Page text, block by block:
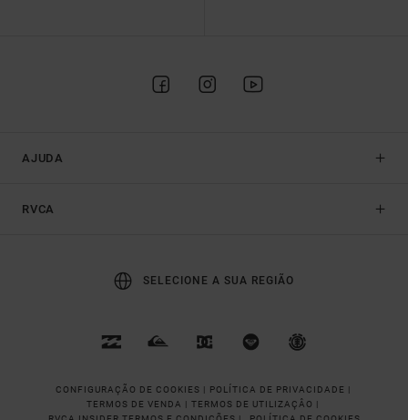
AJUDA
RVCA
SELECIONE A SUA REGIÃO
CONFIGURAÇÃO DE COOKIES | POLÍTICA DE PRIVACIDADE |
TERMOS DE VENDA | TERMOS DE UTILIZAÇÂO |